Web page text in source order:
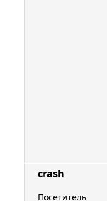
crash
Посетитель